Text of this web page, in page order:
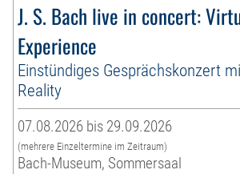
J. S. Bach live in concert:
Experience
Einstündiges Gesprächskonzert
Reality
07.08.2026 bis 29.09.2026
(mehrere Einzeltermine im Zeitraum)
Bach-Museum, Sommersaal